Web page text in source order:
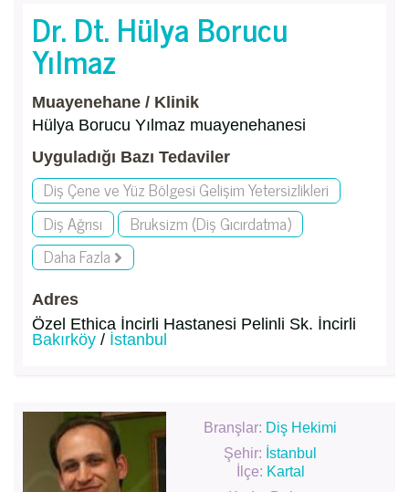
Dr. Dt. Hülya Borucu
Yılmaz
Muayenehane / Klinik
Hülya Borucu Yılmaz muayenehanesi
Uyguladığı Bazı Tedaviler
Diş Çene ve Yüz Bölgesi Gelişim Yetersizlikleri
Diş Ağrısı
Bruksizm (Diş Gıcırdatma)
Daha Fazla
Adres
Özel Ethica İncirli Hastanesi Pelinli Sk. İncirli
Bakırköy / İstanbul
Branşlar: Diş Hekimi
Şehir: İstanbul
İlçe: Kartal